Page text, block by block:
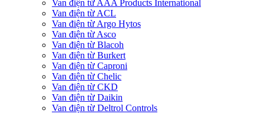
Van điện từ AAA Products International
Van điện từ ACL
Van điện từ Argo Hytos
Van điện từ Asco
Van điện từ Blacoh
Van điện từ Burkert
Van điện từ Caproni
Van điện từ Chelic
Van điện từ CKD
Van điện từ Daikin
Van điện từ Deltrol Controls